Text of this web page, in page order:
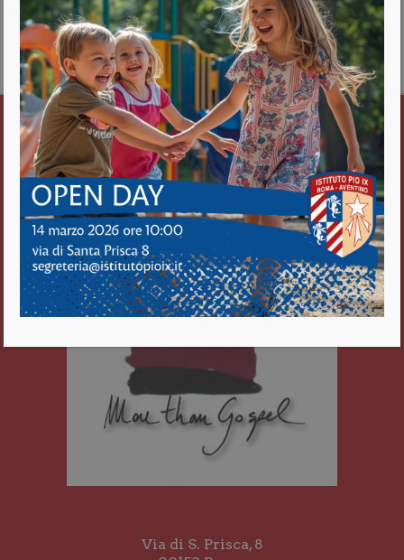
Istituto Pio IX
Roma Aventino
Fratelli delle Scuole Cristiane
Via di S. Prisca, 8